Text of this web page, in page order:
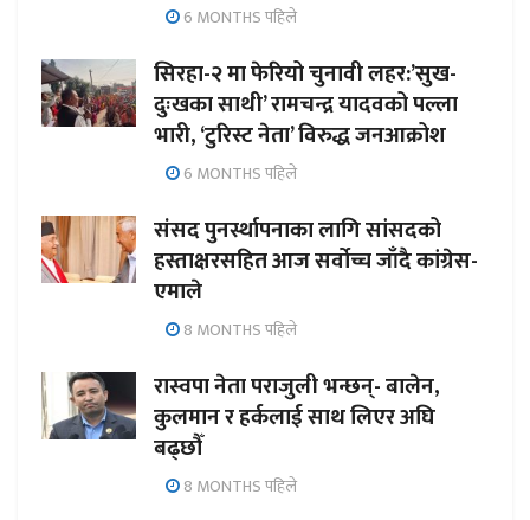
6 MONTHS पहिले
सिरहा-२ मा फेरियो चुनावी लहर:’सुख-
दुःखका साथी’ रामचन्द्र यादवको पल्ला
भारी, ‘टुरिस्ट नेता’ विरुद्ध जनआक्रोश
6 MONTHS पहिले
संसद पुनर्स्थापनाका लागि सांसदको
हस्ताक्षरसहित आज सर्वोच्च जाँदै कांग्रेस-
एमाले
8 MONTHS पहिले
रास्वपा नेता पराजुली भन्छन्- बालेन,
कुलमान र हर्कलाई साथ लिएर अघि
बढ्छौँ
8 MONTHS पहिले